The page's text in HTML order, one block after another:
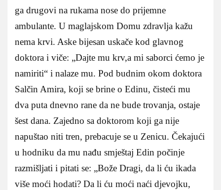
ga drugovi na rukama nose do prijemne
ambulante. U maglajskom Domu zdravlja kažu
nema krvi. Aske bijesan uskače kod glavnog
doktora i viče: „Dajte mu krv,a mi saborci ćemo je
namiriti“ i nalaze mu. Pod budnim okom doktora
Salčin Amira, koji se brine o Edinu, čisteći mu
dva puta dnevno rane da ne bude trovanja, ostaje
šest dana. Zajedno sa doktorom koji ga nije
napuštao niti tren, prebacuje se u Zenicu. Čekajući
u hodniku da mu nađu smještaj Edin počinje
razmišljati i pitati se: „Bože Dragi, da li ću ikada
više moći hodati? Da li ću moći naći djevojku,